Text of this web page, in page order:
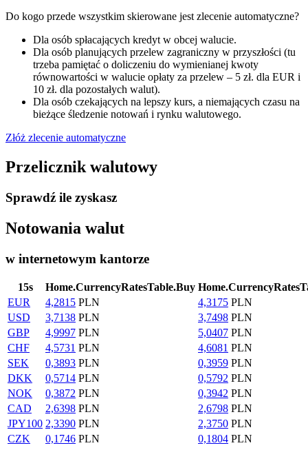
Do kogo przede wszystkim skierowane jest zlecenie automatyczne?
Dla osób spłacających kredyt w obcej walucie.
Dla osób planujących przelew zagraniczny w przyszłości (tu
trzeba pamiętać o doliczeniu do wymienianej kwoty
równowartości w walucie opłaty za przelew – 5 zł. dla EUR i
10 zł. dla pozostałych walut).
Dla osób czekających na lepszy kurs, a niemających czasu na
bieżące śledzenie notowań i rynku walutowego.
Złóż zlecenie automatyczne
Przelicznik walutowy
Sprawdź ile zyskasz
Notowania walut
w internetowym kantorze
15s Home.CurrencyRatesTable.Buy
EUR
4,2815 PLN 4,3175 PLN
USD
3,7138 PLN 3,7498 PLN
GBP
4,9997 PLN 5,0407 PLN
CHF
4,5731 PLN 4,6081 PLN
SEK
0,3893 PLN 0,3959 PLN
DKK
0,5714 PLN 0,5792 PLN
NOK
0,3872 PLN 0,3942 PLN
CAD
2,6398 PLN 2,6798 PLN
JPY100 2,3390 PLN 2,3750 PLN
CZK
0,1746 PLN 0,1804 PLN